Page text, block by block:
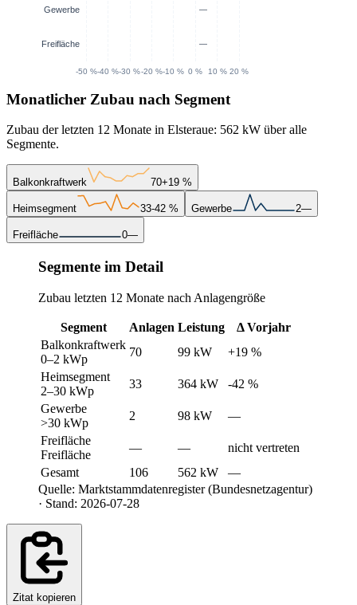
Monatlicher Zubau nach Segment
Zubau der letzten 12 Monate in Elsteraue: 562 kW über alle
Segmente.
Balkonkraftwerk 70+19 %
Heimsegment 33-42 % Gewerbe 2—
Freifläche 0—
Segmente im Detail
Zubau letzten 12 Monate nach Anlagengröße
Segment Anlagen Leistung
Δ Vorjahr
Balkonkraftwerk
0–2 kWp
70 99 kW
+19 %
Heimsegment
2–30 kWp
33 364 kW
-42 %
Gewerbe
>30 kWp
2 98 kW
—
Freifläche
Freifläche
— —
nicht vertreten
Gesamt
106 562 kW
—
Quelle: Marktstammdatenregister (Bundesnetzagentur)
· Stand: 2026-07-28
Zitat kopieren